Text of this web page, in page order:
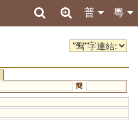
粵
普
簡